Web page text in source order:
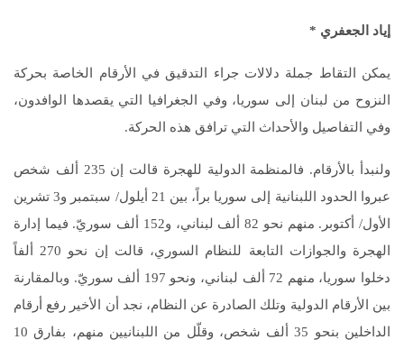
إياد الجعفري *
يمكن التقاط جملة دلالات جراء التدقيق في الأرقام الخاصة بحركة
النزوح من لبنان إلى سوريا، وفي الجغرافيا التي يقصدها الوافدون،
وفي التفاصيل والأحداث التي ترافق هذه الحركة.
ولنبدأ بالأرقام. فالمنظمة الدولية للهجرة قالت إن 235 ألف شخص
عبروا الحدود اللبنانية إلى سوريا براً، بين 21 أيلول/ سبتمبر و3 تشرين
الأول/ أكتوبر. منهم نحو 82 ألف لبناني، و152 ألف سوريّ. فيما إدارة
الهجرة والجوازات التابعة للنظام السوري، قالت إن نحو 270 ألفاً
دخلوا سوريا، منهم 72 ألف لبناني، ونحو 197 ألف سوريّ. وبالمقارنة
بين الأرقام الدولية وتلك الصادرة عن النظام، نجد أن الأخير رفع أرقام
الداخلين بنحو 35 ألف شخص، وقلّل من اللبنانيين منهم، بفارق 10